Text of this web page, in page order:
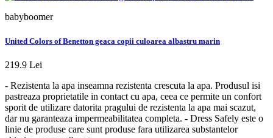
babyboomer
United Colors of Benetton geaca copii culoarea albastru marin
219.9 Lei
- Rezistenta la apa inseamna rezistenta crescuta la apa. Produsul isi
pastreaza proprietatile in contact cu apa, ceea ce permite un confort
sporit de utilizare datorita pragului de rezistenta la apa mai scazut,
dar nu garanteaza impermeabilitatea completa. - Dress Safely este o
linie de produse care sunt produse fara utilizarea substantelor